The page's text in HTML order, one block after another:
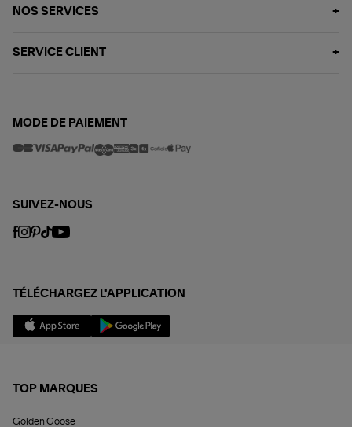
NOS SERVICES
SERVICE CLIENT
MODE DE PAIEMENT
SUIVEZ-NOUS
TÉLÉCHARGEZ L'APPLICATION
TOP MARQUES
Golden Goose